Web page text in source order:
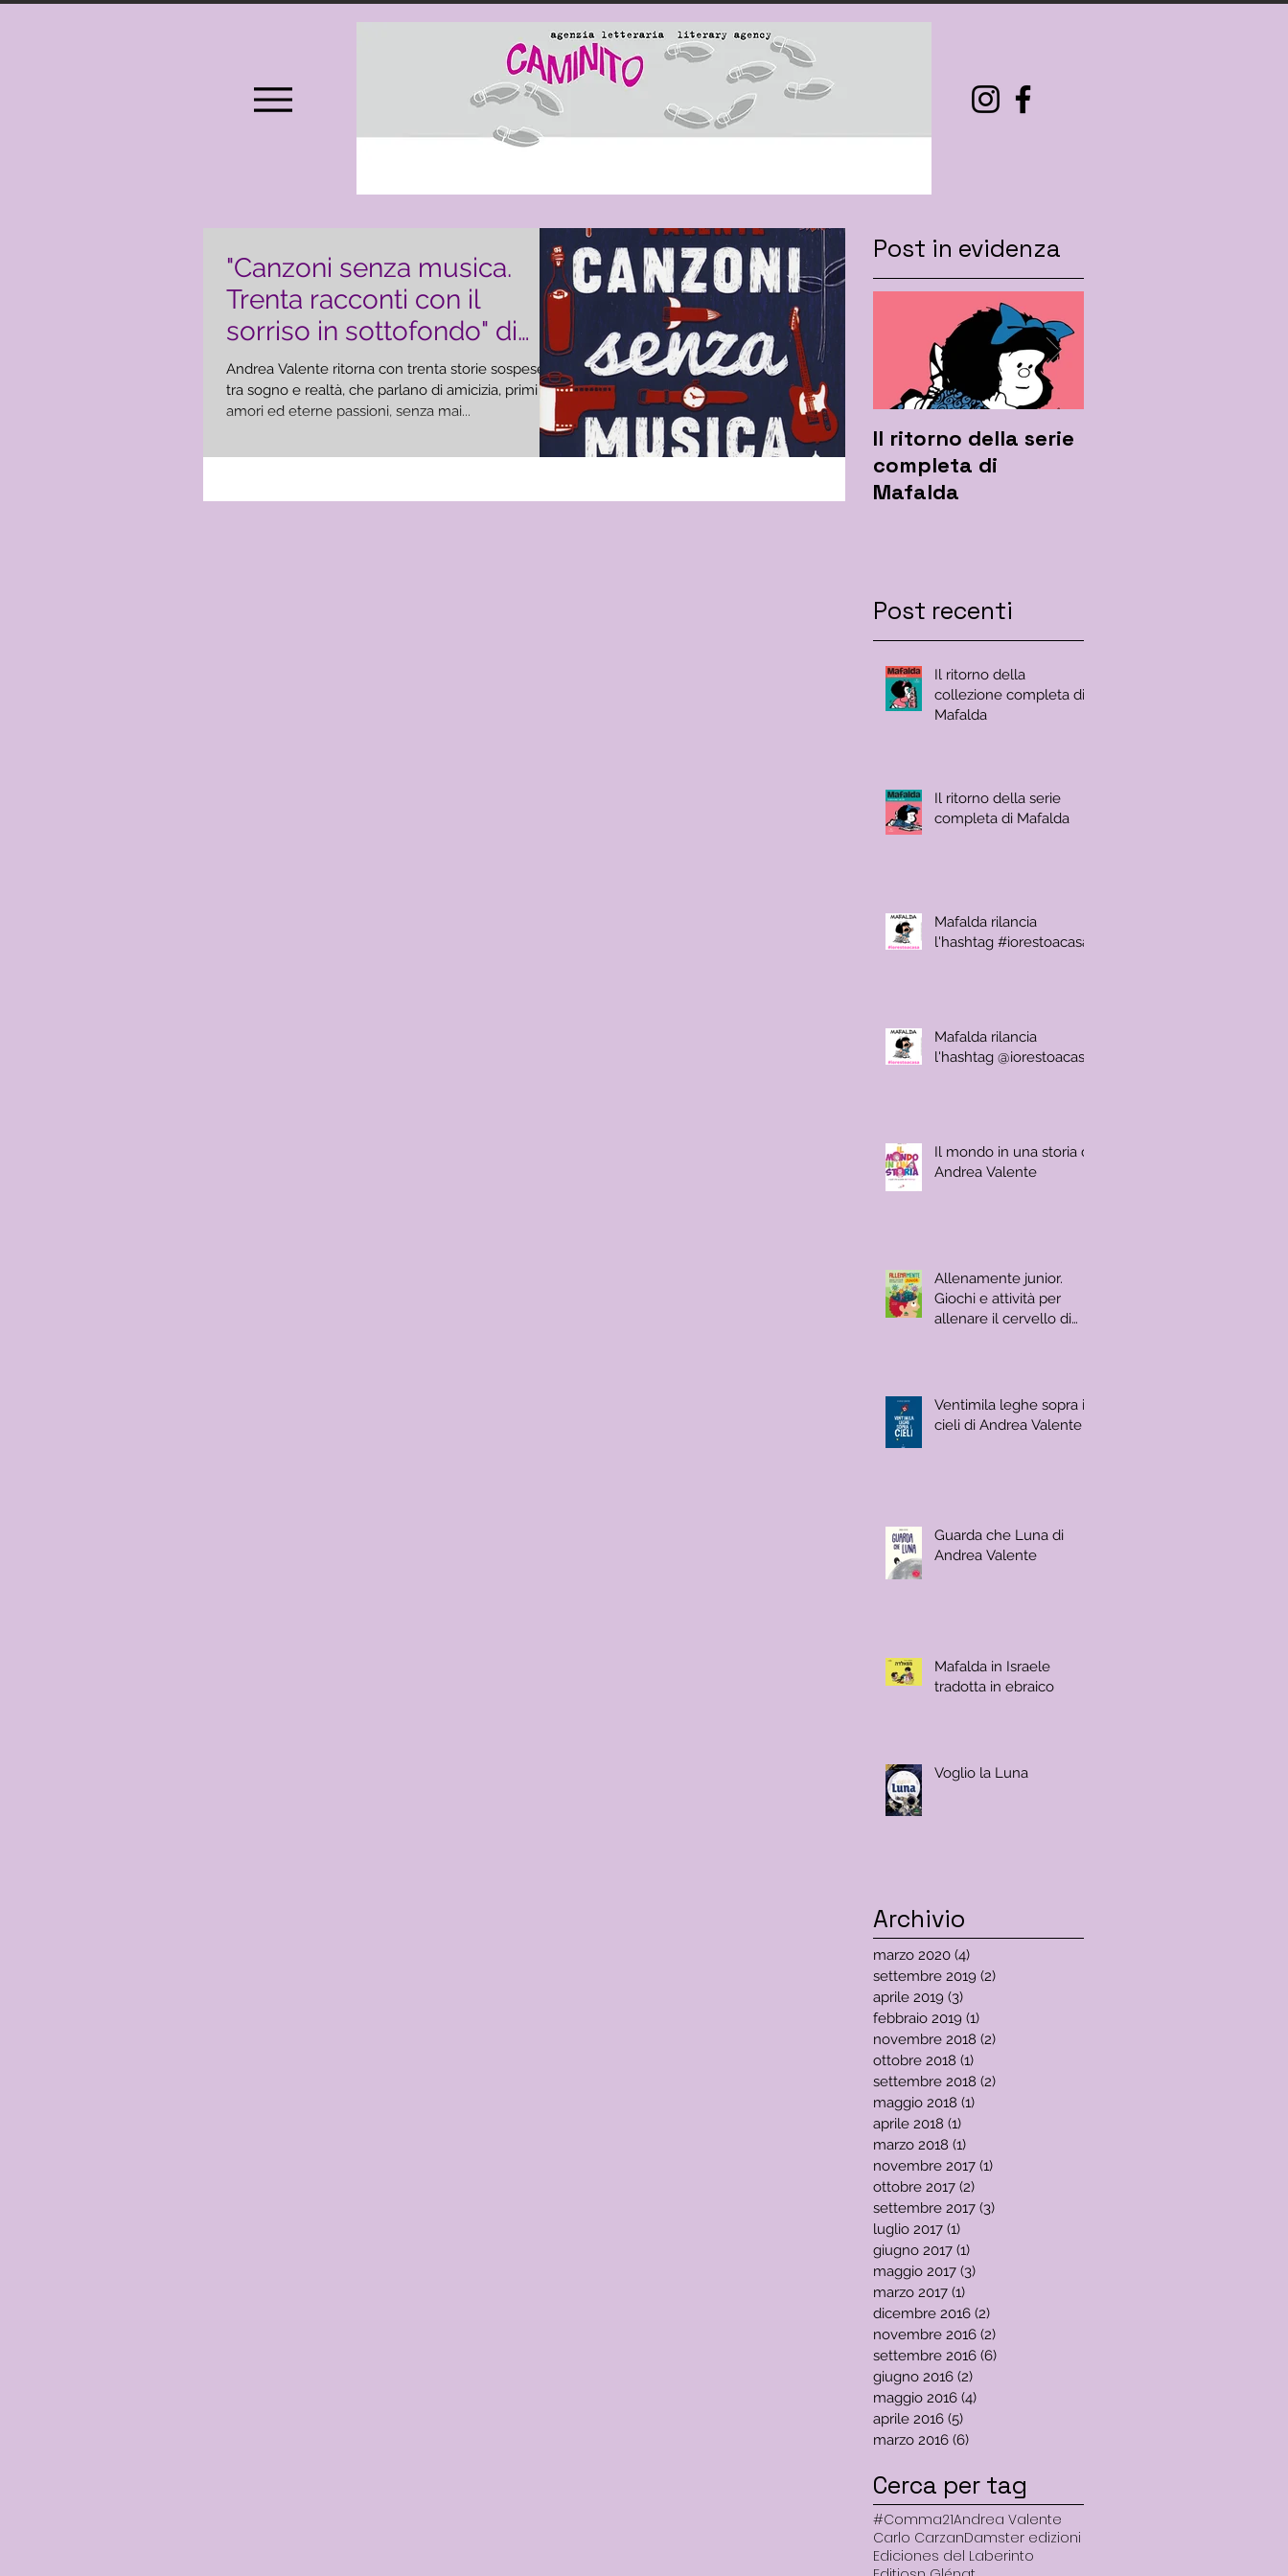
"Canzoni senza musica.
Trenta racconti con il
sorriso in sottofondo" di
Andrea Valente
Andrea Valente ritorna con trenta storie sospese
tra sogno e realtà, che parlano di amicizia, primi
amori ed eterne passioni, senza mai...
Post in evidenza
Il ritorno della serie
completa di
Mafalda
Post recenti
Il ritorno della
collezione completa di
Mafalda
Il ritorno della serie
completa di Mafalda
Mafalda rilancia
l'hashtag #iorestoacasa
Mafalda rilancia
l'hashtag @iorestoacasa
Il mondo in una storia di
Andrea Valente
Allenamente junior.
Giochi e attività per
allenare il cervello di
Ventimila leghe sopra i
cieli di Andrea Valente
Guarda che Luna di
Andrea Valente
Mafalda in Israele
tradotta in ebraico
Voglio la Luna
Archivio
marzo 2020 (4)
settembre 2019 (2)
aprile 2019 (3)
febbraio 2019 (1)
novembre 2018 (2)
ottobre 2018 (1)
settembre 2018 (2)
maggio 2018 (1)
aprile 2018 (1)
marzo 2018 (1)
novembre 2017 (1)
ottobre 2017 (2)
settembre 2017 (3)
luglio 2017 (1)
giugno 2017 (1)
maggio 2017 (3)
marzo 2017 (1)
dicembre 2016 (2)
novembre 2016 (2)
settembre 2016 (6)
giugno 2016 (2)
maggio 2016 (4)
aprile 2016 (5)
marzo 2016 (6)
Cerca per tag
#Comma21Andrea Valente
Carlo CarzanDamster edizioni
Ediciones del Laberinto